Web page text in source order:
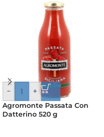
- +
Agromonte Passata Con
Datterino 520 g